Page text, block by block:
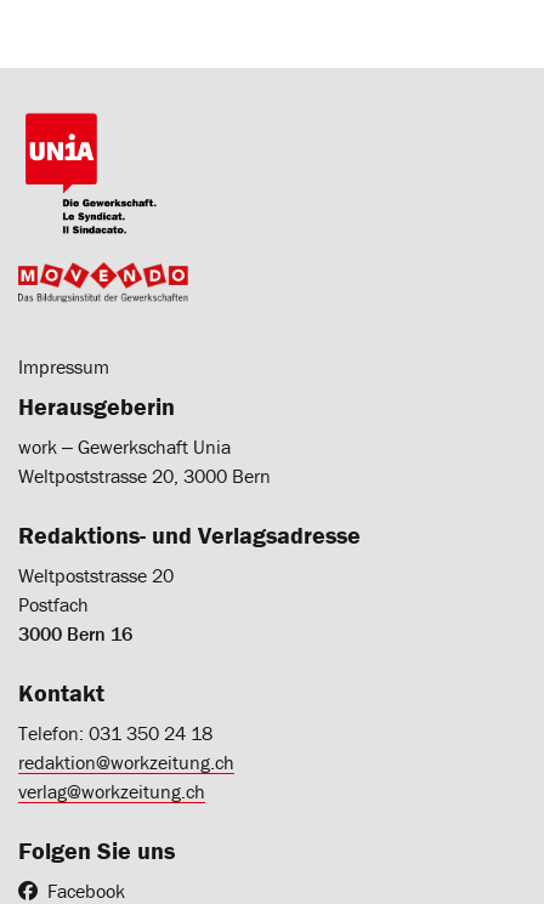
Impressum
Herausgeberin
work ‒ Gewerkschaft Unia
Weltpoststrasse 20, 3000 Bern
Redaktions- und Verlagsadresse
Weltpoststrasse 20
Postfach
3000 Bern 16
Kontakt
Telefon: 031 350 24 18
redaktion@workzeitung.ch
verlag@workzeitung.ch
Folgen Sie uns
Facebook